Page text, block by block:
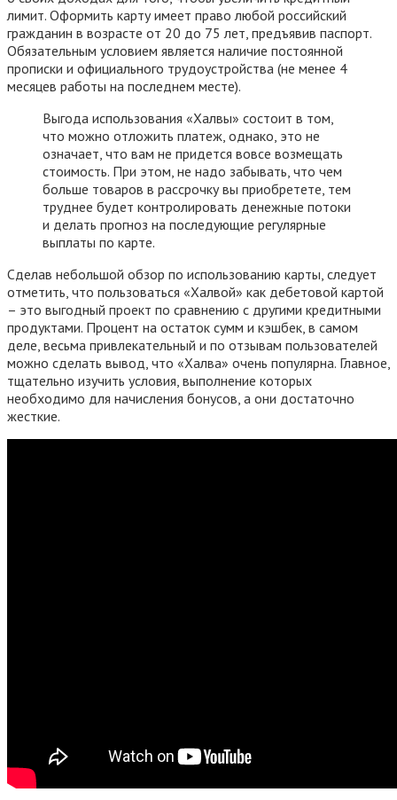
лимит. Оформить карту имеет право любой российский
гражданин в возрасте от 20 до 75 лет, предъявив паспорт.
Обязательным условием является наличие постоянной
прописки и официального трудоустройства (не менее 4
месяцев работы на последнем месте).
Выгода использования «Халвы» состоит в том,
что можно отложить платеж, однако, это не
означает, что вам не придется вовсе возмещать
стоимость. При этом, не надо забывать, что чем
больше товаров в рассрочку вы приобретете, тем
труднее будет контролировать денежные потоки
и делать прогноз на последующие регулярные
выплаты по карте.
Сделав небольшой обзор по использованию карты, следует
отметить, что пользоваться «Халвой» как дебетовой картой
– это выгодный проект по сравнению с другими кредитными
продуктами. Процент на остаток сумм и кэшбек, в самом
деле, весьма привлекательный и по отзывам пользователей
можно сделать вывод, что «Халва» очень популярна. Главное,
тщательно изучить условия, выполнение которых
необходимо для начисления бонусов, а они достаточно
жесткие.